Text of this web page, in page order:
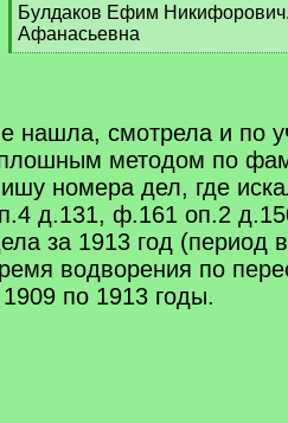
[
q
]
Булдаков Ефим
Афанасьевна
[
нашла, смотрела и по
методом по
номера дел, где
д.131, ф.161 оп.2
за 1913 год (период
водворения по
по 1913 годы.